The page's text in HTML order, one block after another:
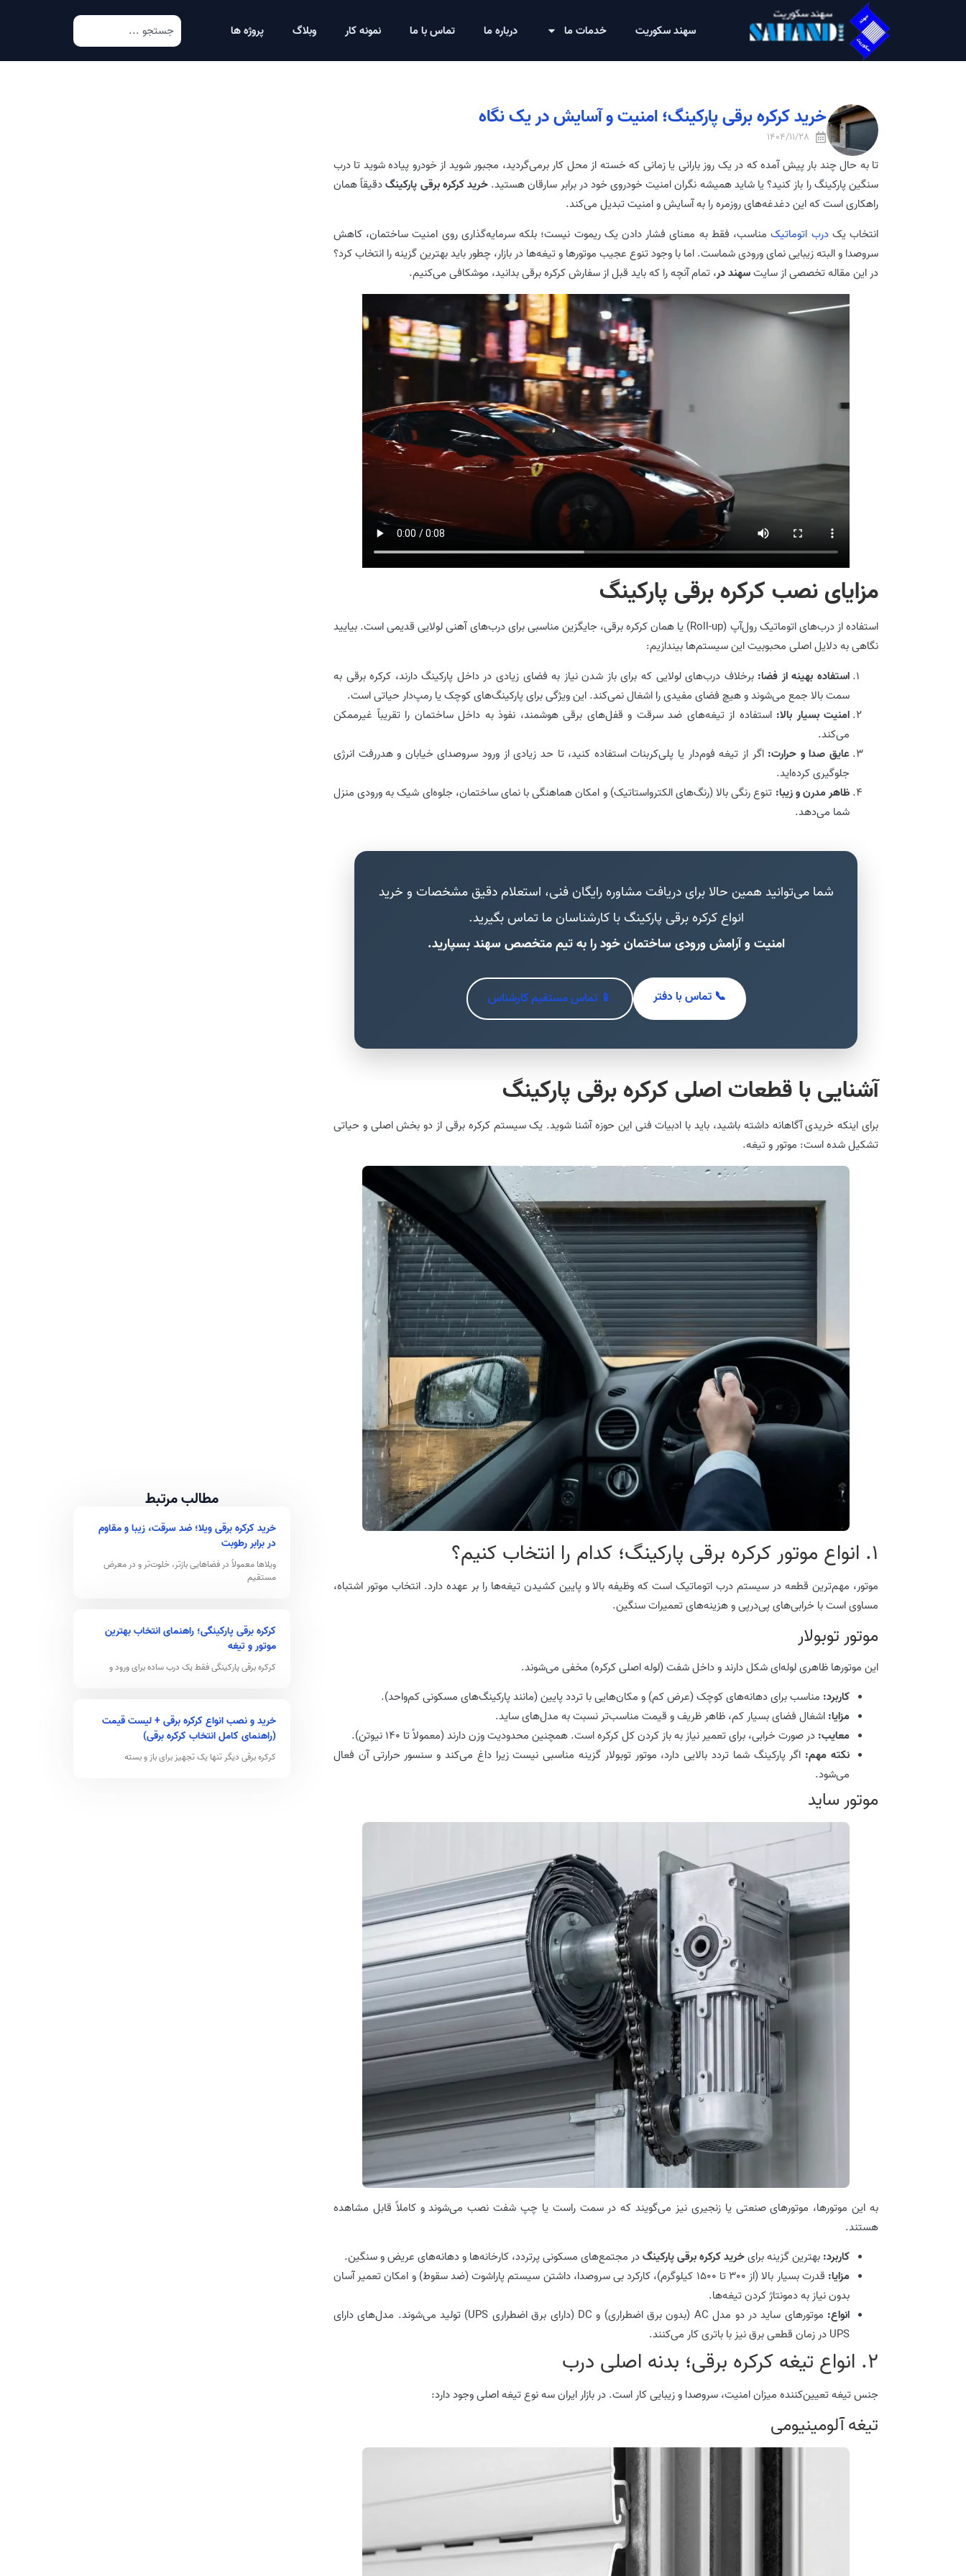
سهند سکوریت خدمات ما درباره ما تماس با ما نمونه کار وبلاگ پروژه ها
خرید کرکره برقی پارکینگ؛ امنیت و آسایش در یک نگاه
1404/11/28
تا به حال چند بار پیش آمده که در یک روز بارانی یا زمانی که خسته از محل کار برمی‌گردید، مجبور شوید از خودرو پیاده شوید تا درب
سنگین پارکینگ را باز کنید؟ یا شاید همیشه نگران امنیت خودروی خود در برابر سارقان هستید.خرید کرکره برقی پارکینگدقیقاً همان
راهکاری است که این دغدغه‌های روزمره را به آسایش و امنیت تبدیل می‌کند.
انتخاب یکدرب اتوماتیکمناسب، فقط به معنای فشار دادن یک ریموت نیست؛ بلکه سرمایه‌گذاری روی امنیت ساختمان، کاهش
سروصدا و البته زیبایی نمای ورودی شماست. اما با وجود تنوع عجیب موتورها و تیغه‌ها در بازار، چطور باید بهترین گزینه را انتخاب کرد؟
در این مقاله تخصصی از سایتسهند در، تمام آنچه را که باید قبل از سفارش کرکره برقی بدانید، موشکافی می‌کنیم.
مزایای نصب کرکره برقی پارکینگ
استفاده از درب‌های اتوماتیک رول‌آپ (Roll-up) یا همان کرکره برقی، جایگزین مناسبی برای درب‌های آهنی لولایی قدیمی است. بیایید
نگاهی به دلایل اصلی محبوبیت این سیستم‌ها بیندازیم:
استفاده بهینه از فضا: برخلاف درب‌های لولایی که برای باز شدن نیاز به فضای زیادی در داخل پارکینگ دارند، کرکره برقی به
سمت بالا جمع می‌شوند و هیچ فضای مفیدی را اشغال نمی‌کند. این ویژگی برای پارکینگ‌های کوچک یا رمپ‌دار حیاتی است.
امنیت بسیار بالا: استفاده از تیغه‌های ضد سرقت و قفل‌های برقی هوشمند، نفوذ به داخل ساختمان را تقریباً غیرممکن
می‌کند.
عایق صدا و حرارت: اگر از تیغه فوم‌دار یا پلی‌کربنات استفاده کنید، تا حد زیادی از ورود سروصدای خیابان و هدررفت انرژی
جلوگیری کرده‌اید.
ظاهر مدرن و زیبا: تنوع رنگی بالا (رنگ‌های الکترواستاتیک) و امکان هماهنگی با نمای ساختمان، جلوه‌ای شیک به ورودی منزل
شما می‌دهد.
شما می‌توانید همین حالا برای دریافت مشاوره رایگان فنی، استعلام دقیق مشخصات و خرید
انواع کرکره برقی پارکینگ با کارشناسان ما تماس بگیرید.
امنیت و آرامش ورودی ساختمان خود را به تیم متخصص سهند بسپارید.
📞 تماس با دفتر 📱 تماس مستقیم کارشناس
آشنایی با قطعات اصلی کرکره برقی پارکینگ
برای اینکه خریدی آگاهانه داشته باشید، باید با ادبیات فنی این حوزه آشنا شوید. یک سیستم کرکره برقی از دو بخش اصلی و حیاتی
تشکیل شده است: موتور و تیغه.
1. انواع موتور کرکره برقی پارکینگ؛ کدام را انتخاب کنیم؟
موتور، مهم‌ترین قطعه در سیستم درب اتوماتیک است که وظیفه بالا و پایین کشیدن تیغه‌ها را بر عهده دارد. انتخاب موتور اشتباه،
مساوی است با خرابی‌های پی‌درپی و هزینه‌های تعمیرات سنگین.
موتور توبولار
این موتورها ظاهری لوله‌ای شکل دارند و داخل شفت (لوله اصلی کرکره) مخفی می‌شوند.
کاربرد: مناسب برای دهانه‌های کوچک (عرض کم) و مکان‌هایی با تردد پایین (مانند پارکینگ‌های مسکونی کم‌واحد).
مزایا: اشغال فضای بسیار کم، ظاهر ظریف و قیمت مناسب‌تر نسبت به مدل‌های ساید.
معایب: در صورت خرابی، برای تعمیر نیاز به باز کردن کل کرکره است. همچنین محدودیت وزن دارند (معمولاً تا 140 نیوتن).
نکته مهم: اگر پارکینگ شما تردد بالایی دارد، موتور توبولار گزینه مناسبی نیست زیرا داغ می‌کند و سنسور حرارتی آن فعال
می‌شود.
موتور ساید
به این موتورها، موتورهای صنعتی یا زنجیری نیز می‌گویند که در سمت راست یا چپ شفت نصب می‌شوند و کاملاً قابل مشاهده
هستند.
کاربرد: بهترین گزینه برایخرید کرکره برقی پارکینگدر مجتمع‌های مسکونی پرتردد، کارخانه‌ها و دهانه‌های عریض و سنگین.
مزایا:
قدرت بسیار بالا (از 300 تا 1500 کیلوگرم)، کارکرد بی سروصدا، داشتن سیستم پاراشوت (ضد سقوط) و امکان تعمیر آسان
بدون نیاز به دمونتاژ کردن تیغه‌ها.
انواع:
موتورهای ساید در دو مدل AC (بدون برق اضطراری) و DC (دارای برق اضطراری UPS) تولید می‌شوند. مدل‌های دارای
UPS در زمان قطعی برق نیز با باتری کار می‌کنند.
2. انواع تیغه کرکره برقی؛ بدنه اصلی درب
جنس تیغه تعیین‌کننده میزان امنیت، سروصدا و زیبایی کار است. در بازار ایران سه نوع تیغه اصلی وجود دارد:
تیغه آلومینیومی
مطالب مرتبط
خرید کرکره برقی ویلا؛ ضد سرقت، زیبا و مقاوم
در برابر رطوبت
ویلاها معمولاً در فضاهایی بازتر، خلوت‌تر و در معرض
مستقیم
کرکره برقی پارکینگی؛ راهنمای انتخاب بهترین
موتور و تیغه
کرکره برقی پارکینگی فقط یک درب ساده برای ورود و
خرید و نصب انواع کرکره برقی + لیست قیمت
(راهنمای کامل انتخاب کرکره برقی)
کرکره برقی دیگر تنها یک تجهیز برای باز و بسته